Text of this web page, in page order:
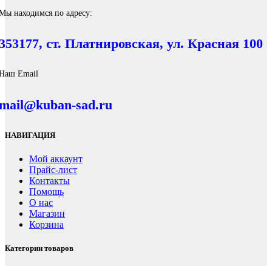
находимся по адресу:
ст. Платнировская, ул. Красная 100
Email
sad.ru
НАВИГАЦИЯ
Мой аккаунт
Прайс-лист
Контакты
Помощь
О нас
Магазин
Корзина
Категории товаров